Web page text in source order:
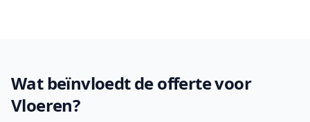
Wat beïnvloedt de offerte voor
Vloeren?